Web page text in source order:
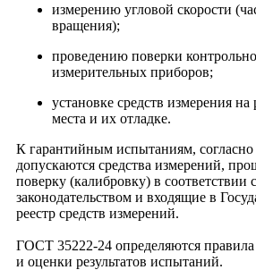
измерению угловой скорости
вращения);
проведению поверки
измерительных приборов;
установке средств измерения на
места и их отладке.
К гарантийным испытаниям, согласно
допускаются средства измерений,
поверку (калибровку) в соответствии с
законодательством и входящие в
реестр средств измерений.
ГОСТ 35222-24 определяются правила
и оценки результатов испытаний.